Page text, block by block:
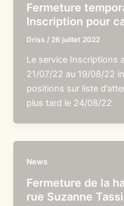
Fermeture
Inscription pour
Driss / 26 juillet 2022
Le service Inscriptions
21/07/22 au 19/08/22
positions sur liste
plus tard le 24/08/22
News
Fermeture de la
rue Suzanne